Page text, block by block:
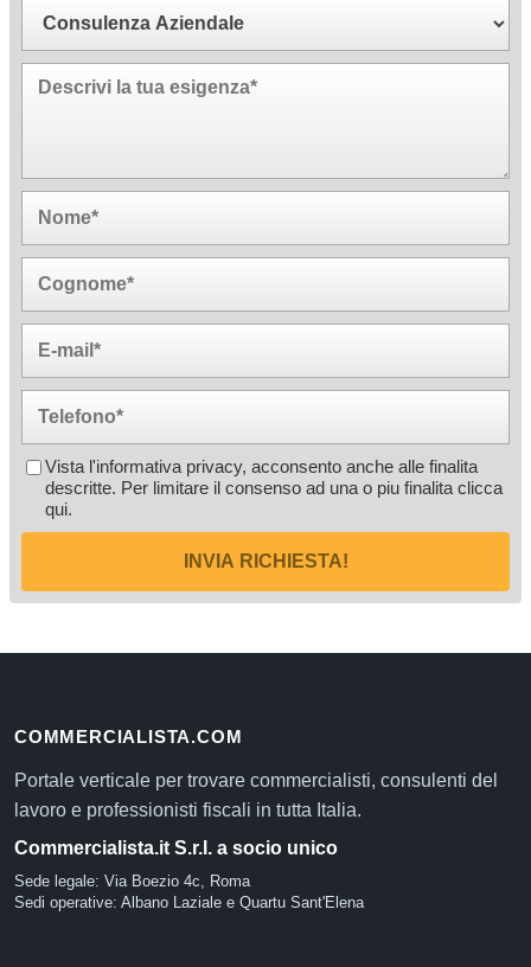
Vista l'informativa privacy, acconsento anche alle finalita
descritte. Per limitare il consenso ad una o piu finalita clicca
qui.
INVIA RICHIESTA!
COMMERCIALISTA.COM
Portale verticale per trovare commercialisti, consulenti del
lavoro e professionisti fiscali in tutta Italia.
Commercialista.it S.r.l. a socio unico
Sede legale: Via Boezio 4c, Roma
Sedi operative: Albano Laziale e Quartu Sant'Elena